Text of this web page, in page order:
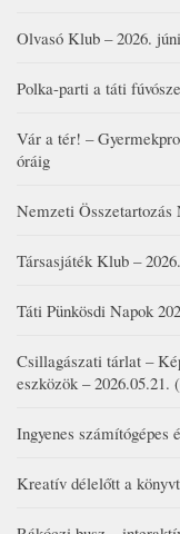
Olvasó Klub – 2026.
Polka-parti a táti
Vár a tér! –
óráig
Nemzeti Összetartozás
Társasjáték Klub –
Táti Pünkösdi Napok
Csillagászati tárlat –
eszközök – 2026.05.21.
Ingyenes számítógépes
Kreatív délelőtt a